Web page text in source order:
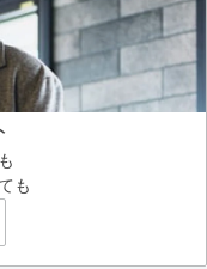
も